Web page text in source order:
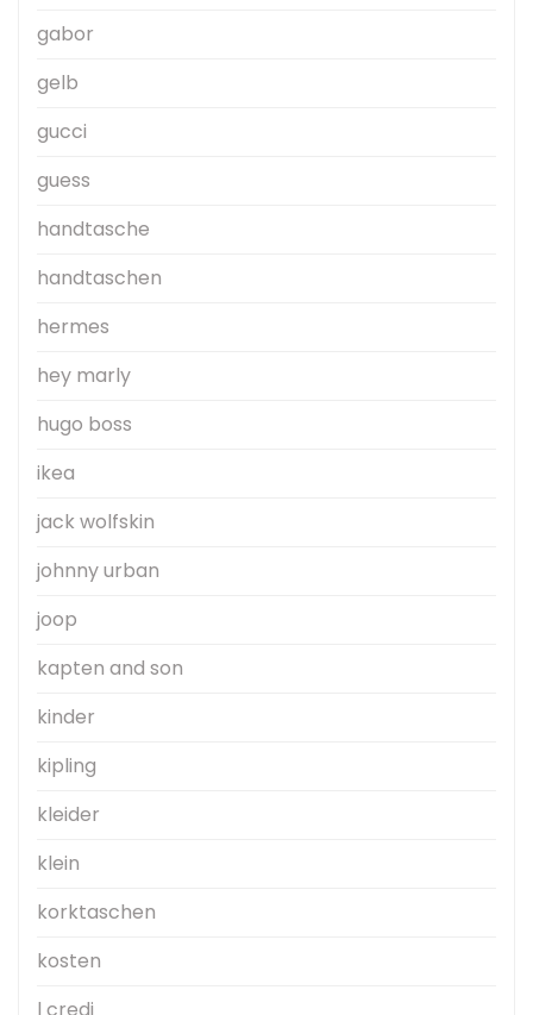
gabor
gelb
gucci
guess
handtasche
handtaschen
hermes
hey marly
hugo boss
ikea
jack wolfskin
johnny urban
joop
kapten and son
kinder
kipling
kleider
klein
korktaschen
kosten
l credi